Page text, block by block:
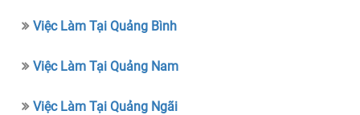
Việc Làm Tại Quảng Bình
Việc Làm Tại Quảng Nam
Việc Làm Tại Quảng Ngãi